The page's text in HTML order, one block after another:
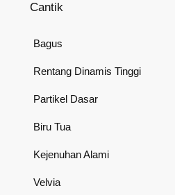
Cantik
Bagus
Rentang Dinamis Tinggi
Partikel Dasar
Biru Tua
Kejenuhan Alami
Velvia